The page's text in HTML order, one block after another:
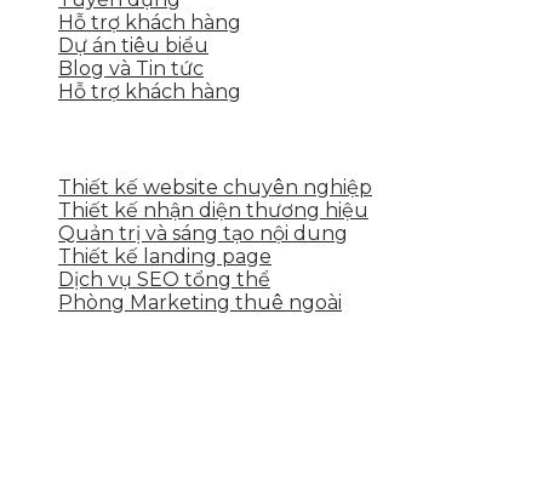
Hỗ trợ khách hàng
Dự án tiêu biểu
Blog và Tin tức
Hỗ trợ khách hàng
Thiết kế website chuyên nghiệp
Thiết kế nhận diện thương hiệu
Quản trị và sáng tạo nội dung
Thiết kế landing page
Dịch vụ SEO tổng thể
Phòng Marketing thuê ngoài